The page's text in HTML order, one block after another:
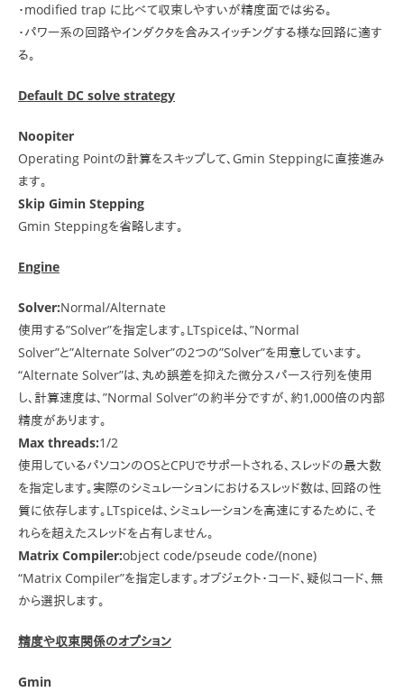
・modified trap に比べて収束しやすいが精度面では劣る。
・パワー系の回路やインダクタを含みスイッチングする様な回路に適す
る。
Default DC solve strategy
Noopiter
Operating Pointの計算をスキップして、Gmin Steppingに直接進み
ます。
Skip Gimin Stepping
Gmin Steppingを省略します。
Engine
Solver:Normal/Alternate
使用する”Solver”を指定します。LTspiceは、”Normal
Solver”と”Alternate Solver”の2つの”Solver”を用意しています。
“Alternate Solver”は、丸め誤差を抑えた微分スパース行列を使用
し、計算速度は、”Normal Solver”の約半分ですが、約1,000倍の内部
精度があります。
Max threads:1/2
使用しているパソコンのOSとCPUでサポートされる、スレッドの最大数
を指定します。実際のシミュレーションにおけるスレッド数は、回路の性
質に依存します。LTspiceは、シミュレーションを高速にするために、そ
れらを超えたスレッドを占有しません。
Matrix Compiler:object code/pseude code/(none)
“Matrix Compiler”を指定します。オブジェクト・コード、疑似コード、無
から選択します。
精度や収束関係のオプション
Gmin